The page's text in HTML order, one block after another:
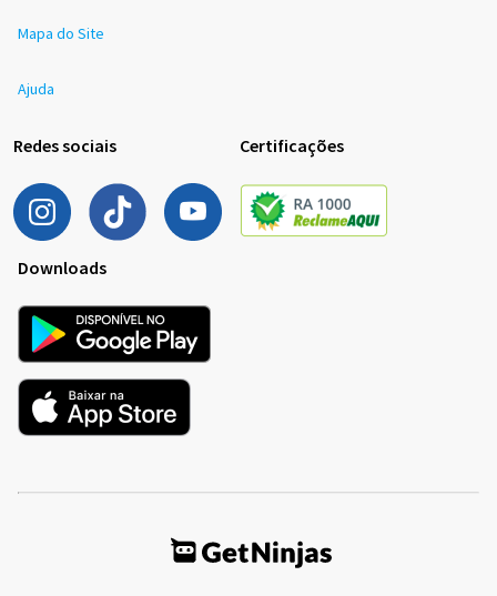
Mapa do Site
Ajuda
Redes sociais Certificações
Downloads